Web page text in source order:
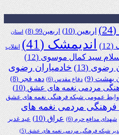
(24) اربعین(10) اربعین99 (8) استان
(12) اندیمشک(41)
انقلاب
سید کمال موسوی(12)
رضوی(13)
خادمیاران رضوی
بهشت(9) دفاع مقدس(6) دهه فجر(8)
مردمی نغمه های عشق(10)
عمومی شبکه فرهنگی نغمه های عشق
مردمی نغمه های
شهدای مدافع حرم(6) عراق(10)
عید غدیر
شبکه فرهنگی مردمی نغمه های عشق(5)